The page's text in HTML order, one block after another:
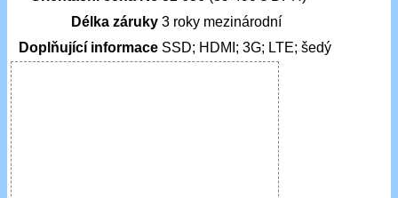
Délka záruky 3 roky mezinárodní
Doplňující informace SSD; HDMI; 3G; LTE; šedý